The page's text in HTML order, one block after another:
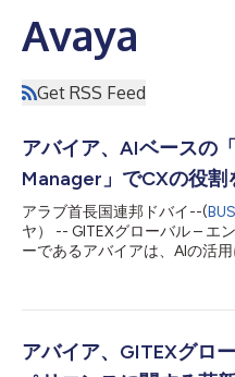
Avaya
Get RSS Feed
アバイア、AIベースの
Manager」でCXの役
アラブ首長国連邦ドバイ--(
ヤ） -- GITEXグローバル – エ
ーであるアバイアは、AIの活
Operations Manager」コンセ
顧客体験の管理方法を根本的
Avaya Experience Platform™
アバイア、GITEXグロ